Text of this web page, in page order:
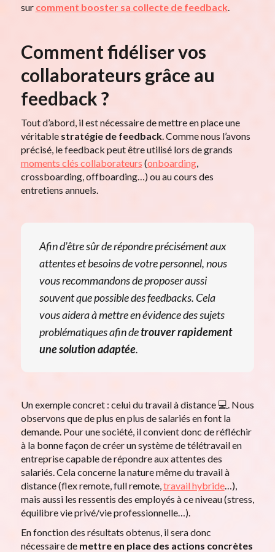
sur comment booster sa collecte de feedback
Comment fidéliser vos
collaborateurs grâce au
feedback ?
Tout d’abord, il est nécessaire de mettre en place une
véritable stratégie de feedback. Comme nous l’avons
précisé, le feedback peut être utilisé lors de grands
moments clés collaborateurs (onboarding,
crossboarding, offboarding…) ou au cours des
entretiens annuels.
Afin d’être sûr de répondre précisément aux
attentes et besoins de votre personnel, nous
vous recommandons de proposer aussi
souvent que possible des feedbacks. Cela
vous aidera à mettre en évidence des sujets
problématiques afin detrouver rapidement
une solution adaptée.
Un exemple concret : celui du travail à distance 💻. Nous
observons que de plus en plus de salariés en font la
demande. Pour une société, il convient donc de réfléchir
à la bonne façon de créer un système de télétravail en
entreprise capable de répondre aux attentes des
salariés. Cela concerne la nature même du travail à
distance (flex remote, full remote, travail hybride…),
mais aussi les ressentis des employés à ce niveau (stress,
équilibre vie privé/vie professionnelle…).
En fonction des résultats obtenus, il sera donc
nécessaire de mettre en place des actions concrètes